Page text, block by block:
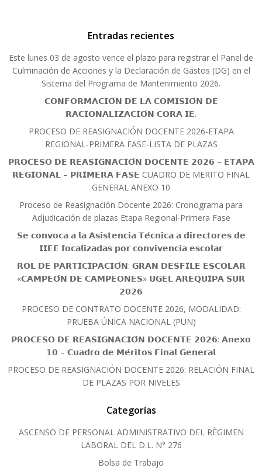
Entradas recientes
Este lunes 03 de agosto vence el plazo para registrar el Panel de
Culminación de Acciones y la Declaración de Gastos (DG) en el
Sistema del Programa de Mantenimiento 2026.
𝗖𝗢𝗡𝗙𝗢𝗥𝗠𝗔𝗖𝗜𝗢́𝗡 𝗗𝗘 𝗟𝗔 𝗖𝗢𝗠𝗜𝗦𝗜𝗢́𝗡 𝗗𝗘
𝗥𝗔𝗖𝗜𝗢𝗡𝗔𝗟𝗜𝗭𝗔𝗖𝗜𝗢́𝗡 𝗖𝗢𝗥𝗔 𝗜𝗘.
PROCESO DE REASIGNACIÓN DOCENTE 2026-ETAPA
REGIONAL-PRIMERA FASE-LISTA DE PLAZAS
𝗣𝗥𝗢𝗖𝗘𝗦𝗢 𝗗𝗘 𝗥𝗘𝗔𝗦𝗜𝗚𝗡𝗔𝗖𝗜𝗢́𝗡 𝗗𝗢𝗖𝗘𝗡𝗧𝗘 𝟮𝟬𝟮𝟲 – 𝗘𝗧𝗔𝗣𝗔
𝗥𝗘𝗚𝗜𝗢𝗡𝗔𝗟 – 𝗣𝗥𝗜𝗠𝗘𝗥𝗔 𝗙𝗔𝗦𝗘 CUADRO DE MERITO FINAL
GENERAL ANEXO 10
Proceso de Reasignación Docente 2026: Cronograma para
Adjudicación de plazas Etapa Regional-Primera Fase
𝗦𝗲 𝗰𝗼𝗻𝘃𝗼𝗰𝗮 𝗮 𝗹𝗮 𝗔𝘀𝗶𝘀𝘁𝗲𝗻𝗰𝗶𝗮 𝗧𝗲́𝗰𝗻𝗶𝗰𝗮 𝗮 𝗱𝗶𝗿𝗲𝗰𝘁𝗼𝗿𝗲𝘀 𝗱𝗲
𝗜𝗜𝗘𝗘 𝗳𝗼𝗰𝗮𝗹𝗶𝘇𝗮𝗱𝗮𝘀 𝗽𝗼𝗿 𝗰𝗼𝗻𝘃𝗶𝘃𝗲𝗻𝗰𝗶𝗮 𝗲𝘀𝗰𝗼𝗹𝗮𝗿
𝗥𝗢𝗟 𝗗𝗘 𝗣𝗔𝗥𝗧𝗜𝗖𝗜𝗣𝗔𝗖𝗜𝗢́𝗡: 𝗚𝗥𝗔𝗡 𝗗𝗘𝗦𝗙𝗜𝗟𝗘 𝗘𝗦𝗖𝗢𝗟𝗔𝗥
«𝗖𝗔𝗠𝗣𝗘𝗢́𝗡 𝗗𝗘 𝗖𝗔𝗠𝗣𝗘𝗢𝗡𝗘𝗦» 𝗨𝗚𝗘𝗟 𝗔𝗥𝗘𝗤𝗨𝗜𝗣𝗔 𝗦𝗨𝗥
𝟮𝟬𝟮𝟲
PROCESO DE CONTRATO DOCENTE 2026, MODALIDAD:
PRUEBA ÚNICA NACIONAL (PUN)
𝗣𝗥𝗢𝗖𝗘𝗦𝗢 𝗗𝗘 𝗥𝗘𝗔𝗦𝗜𝗚𝗡𝗔𝗖𝗜𝗢́𝗡 𝗗𝗢𝗖𝗘𝗡𝗧𝗘 𝟮𝟬𝟮𝟲: 𝗔𝗻𝗲𝘅𝗼
𝟭𝟬 – 𝗖𝘂𝗮𝗱𝗿𝗼 𝗱𝗲 𝗠𝗲́𝗿𝗶𝘁𝗼𝘀 𝗙𝗶𝗻𝗮𝗹 𝗚𝗲𝗻𝗲𝗿𝗮𝗹
PROCESO DE REASIGNACIÓN DOCENTE 2026: RELACIÓN FINAL
DE PLAZAS POR NIVELES
Categorías
ASCENSO DE PERSONAL ADMINISTRATIVO DEL RÈGIMEN
LABORAL DEL D.L. N° 276
Bolsa de Trabajo